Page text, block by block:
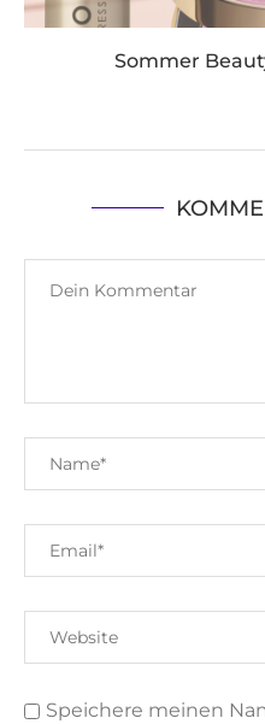
Sommer
Speichere meinen